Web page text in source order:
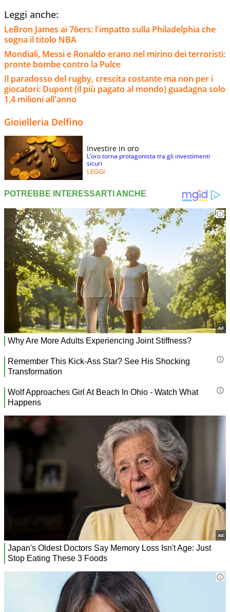
Leggi anche:
LeBron James ai 76ers: l'impatto sulla Philadelphia che
sogna il titolo NBA
Mondiali, Messi e Ronaldo erano nel mirino dei terroristi:
pronte bombe contro la Pulce
Il paradosso del rugby, crescita costante ma non per i
giocatori: Dupont (il più pagato al mondo) guadagna solo
1,4 milioni all'anno
Gioielleria Delfino
Investire in oro
L’oro torna protagonista tra gli investimenti
sicuri
LEGGI